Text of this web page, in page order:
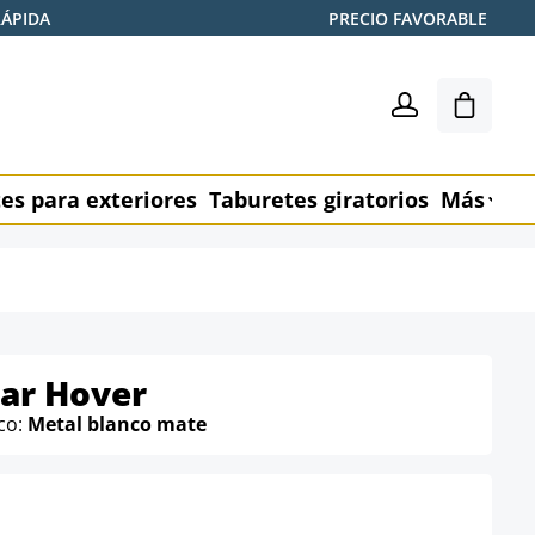
PRECIO FAVORABLE
El
para exteriores Taburetes giratorios Más
Hover
Metal blanco mate